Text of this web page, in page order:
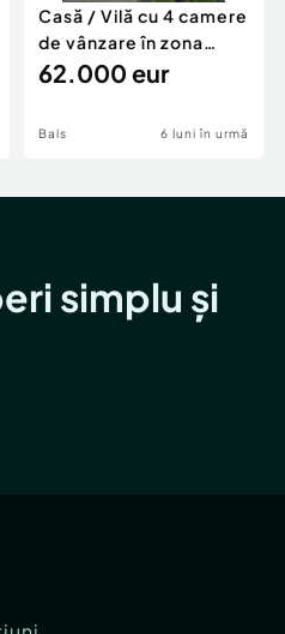
Casă / Vilă cu 4 camere
de vânzare în zona
Periferie
62.000 eur
Bals 6 luni în urmă
simplu și